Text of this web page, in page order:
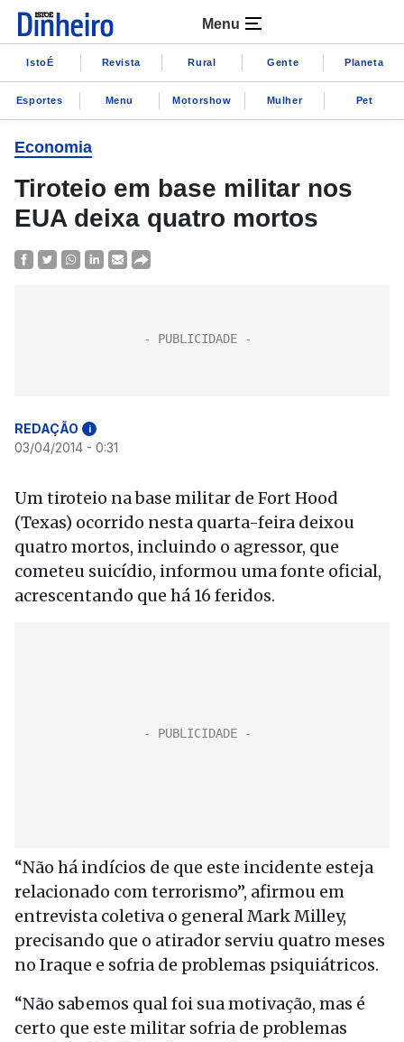
Menu
IstoÉ Revista Rural Gente Planeta
Esportes Menu Motorshow Mulher Pet
Economia
Tiroteio em base militar nos
EUA deixa quatro mortos
REDAÇÃO i
03/04/2014 - 0:31
Um tiroteio na base militar de Fort Hood
(Texas) ocorrido nesta quarta-feira deixou
quatro mortos, incluindo o agressor, que
cometeu suicídio, informou uma fonte oficial,
acrescentando que há 16 feridos.
“Não há indícios de que este incidente esteja
relacionado com terrorismo”, afirmou em
entrevista coletiva o general Mark Milley,
precisando que o atirador serviu quatro meses
no Iraque e sofria de problemas psiquiátricos.
“Não sabemos qual foi sua motivação, mas é
certo que este militar sofria de problemas